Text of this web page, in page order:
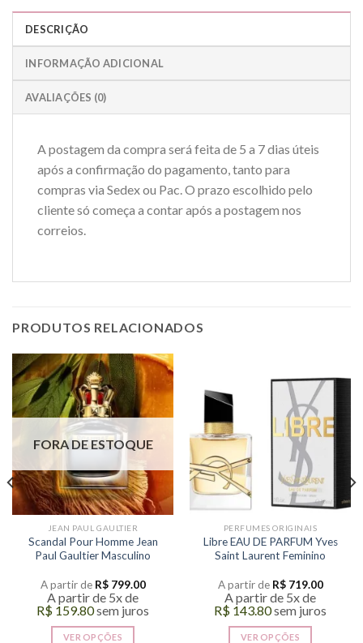
DESCRIÇÃO
INFORMAÇÃO ADICIONAL
AVALIAÇÕES (0)
A postagem da compra será feita de 5 a 7 dias úteis
após a confirmação do pagamento, tanto para
compras via Sedex ou Pac. O prazo escolhido pelo
cliente só começa a contar após a postagem nos
correios.
PRODUTOS RELACIONADOS
FORA DE ESTOQUE
JEAN PAUL GAULTIER
Scandal Pour Homme Jean
Paul Gaultier Masculino
A partir de R$799.00
A partir de 5x de
R$ 159.80sem juros
VER OPÇÕES
PERFUMES ORIGINAIS
Libre EAU DE PARFUM Yves
Saint Laurent Feminino
A partir de R$719.00
A partir de 5x de
R$ 143.80sem juros
VER OPÇÕES